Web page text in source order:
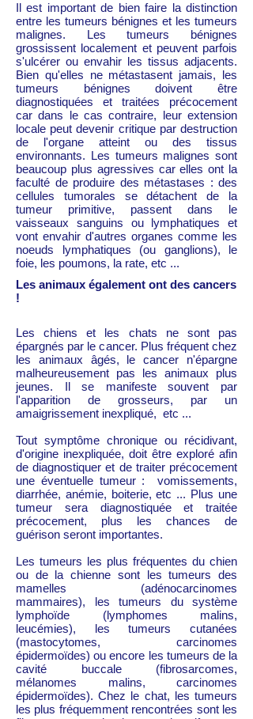
Il est important de bien faire la distinction
entre les tumeurs bénignes et les tumeurs
malignes. Les tumeurs bénignes
grossissent localement et peuvent parfois
s'ulcérer ou envahir les tissus adjacents.
Bien qu'elles ne métastasent jamais, les
tumeurs bénignes doivent être
diagnostiquées et traitées précocement
car dans le cas contraire, leur extension
locale peut devenir critique par destruction
de l'organe atteint ou des tissus
environnants. Les tumeurs malignes sont
beaucoup plus agressives car elles ont la
faculté de produire des métastases : des
cellules tumorales se détachent de la
tumeur primitive, passent dans le
vaisseaux sanguins ou lymphatiques et
vont envahir d'autres organes comme les
noeuds lymphatiques (ou ganglions), le
foie, les poumons, la rate, etc ...
Les animaux également ont des cancers
!
Les chiens et les chats ne sont pas
épargnés par le cancer. Plus fréquent chez
les animaux âgés, le cancer n'épargne
malheureusement pas les animaux plus
jeunes. Il se manifeste souvent par
l'apparition de grosseurs, par un
amaigrissement inexpliqué, etc ...
Tout symptôme chronique ou récidivant,
d'origine inexpliquée, doit être exploré afin
de diagnostiquer et de traiter précocement
une éventuelle tumeur : vomissements,
diarrhée, anémie, boiterie, etc ... Plus une
tumeur sera diagnostiquée et traitée
précocement, plus les chances de
guérison seront importantes.
Les tumeurs les plus fréquentes du chien
ou de la chienne sont les tumeurs des
mamelles (adénocarcinomes
mammaires), les tumeurs du système
lymphoïde (lymphomes malins,
leucémies), les tumeurs cutanées
(mastocytomes, carcinomes
épidermoïdes) ou encore les tumeurs de la
cavité buccale (fibrosarcomes,
mélanomes malins, carcinomes
épidermoïdes). Chez le chat, les tumeurs
les plus fréquemment rencontrées sont les